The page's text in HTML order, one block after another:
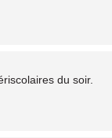
du soir.